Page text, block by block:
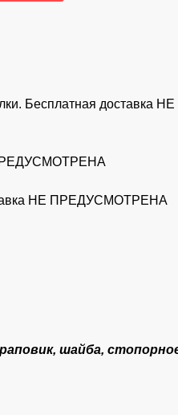
Бесплатная доставка НЕ
ПРЕДУСМОТРЕНА
НЕ ПРЕДУСМОТРЕНА
шайба,